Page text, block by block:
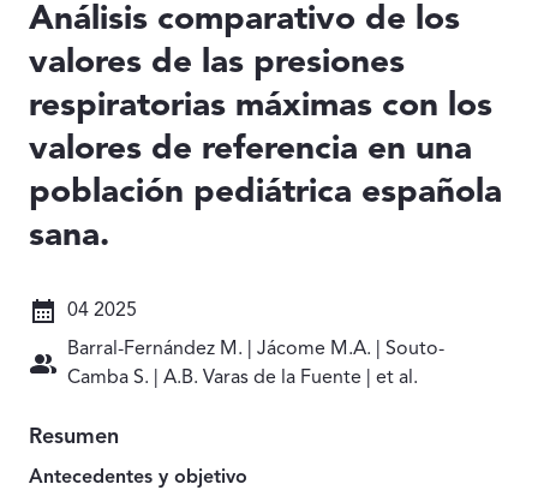
Análisis comparativo de los
valores de las presiones
respiratorias máximas con los
valores de referencia en una
población pediátrica española
sana.
Fecha: 04 2025
04 2025
Autores: Barral-Fernández M. | Jácome M.A. | Souto-
Barral-Fernández M. | Jácome M.A. | Souto-
Camba S. | A.B. Varas de la Fuente | et al.
Resumen
Antecedentes y objetivo